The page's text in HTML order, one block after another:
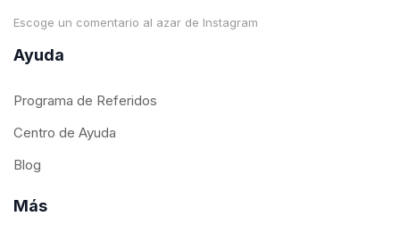
Escoge un comentario al azar de Instagram
Ayuda
Programa de Referidos
Centro de Ayuda
Blog
Más